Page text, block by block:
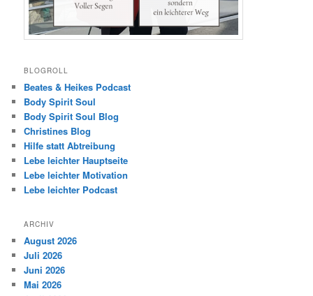
BLOGROLL
Beates & Heikes Podcast
Body Spirit Soul
Body Spirit Soul Blog
Christines Blog
Hilfe statt Abtreibung
Lebe leichter Hauptseite
Lebe leichter Motivation
Lebe leichter Podcast
ARCHIV
August 2026
Juli 2026
Juni 2026
Mai 2026